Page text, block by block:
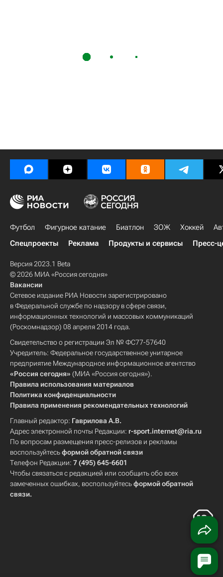
Футбол Фигурное катание Биатлон ЗОЖ Хоккей
Спецпроекты
Реклама Продукты и сервисы Пресс-
Версия 2023.1 Beta
© 2026 МИА «Россия сегодня»
Вакансии
Сетевое издание РИА Новости зарегистрировано
в Федеральной службе по надзору в сфере связи,
информационных технологий и массовых коммуникаций
(Роскомнадзор) 08 апреля 2014 года.
Свидетельство о регистрации Эл № ФС77-57640
Учредитель: Федеральное государственное унитарное
предприятие Международное информационное агентство
«Россия сегодня» (МИА «Россия сегодня»).
Правила использования материалов
Политика конфиденциальности
Правила применения рекомендательных технологий
Главный редактор: Гаврилова А.В.
Адрес электронной почты Редакции: r-sport.internet@ria.ru
По вопросам размещения пресс-релизов и рекламы
воспользуйтесьформой обратной связи
Телефон Редакции: 7 (495) 645-6601
Чтобы связаться с редакцией или сообщить обо всех
замеченных ошибках, воспользуйтесьформой обратной
связи.